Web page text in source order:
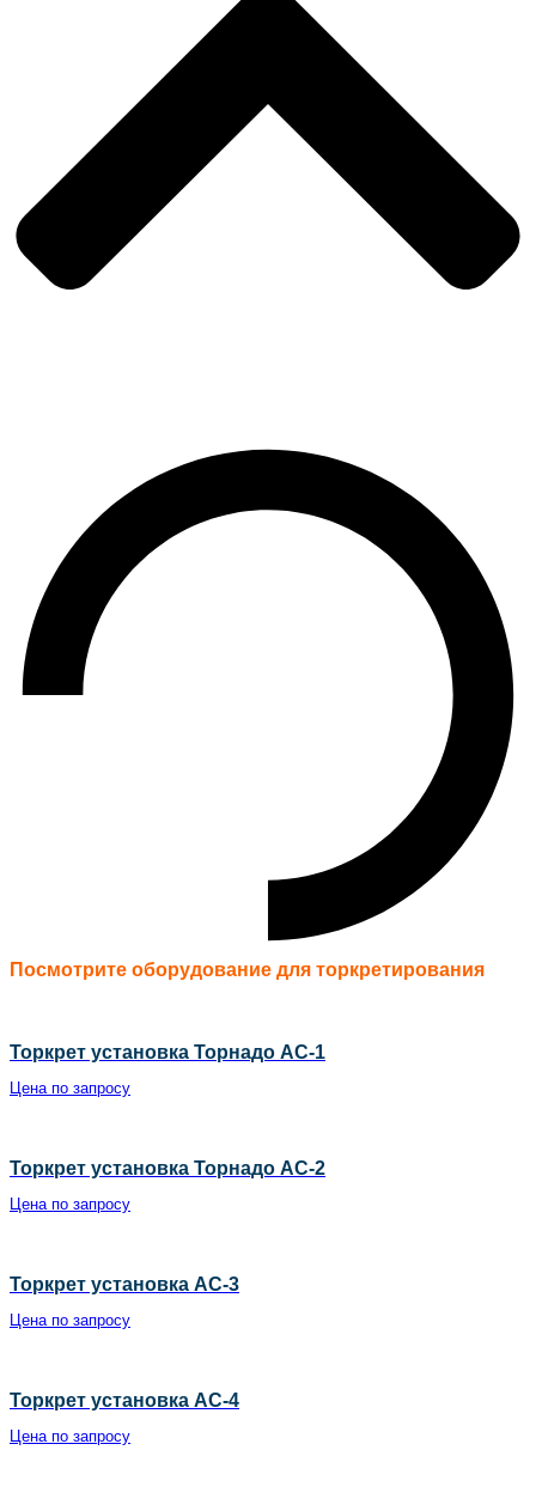
Посмотрите оборудование для торкретирования
Торкрет установка Торнадо АС-1
Цена по запросу
Торкрет установка Торнадо АС-2
Цена по запросу
Торкрет установка АС-3
Цена по запросу
Торкрет установка АС-4
Цена по запросу